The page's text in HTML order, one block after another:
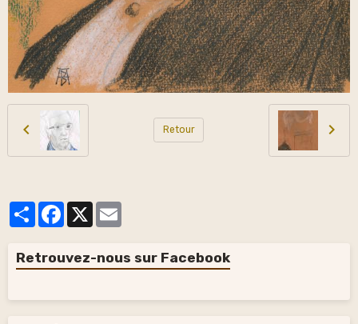
Retour
PartagerFacebook
X
Retrouvez-nous sur Facebook